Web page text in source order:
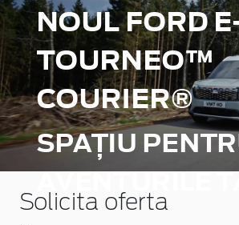
NOUL FORD
TOURNEO™
COURIER®
SPAȚIU
AVENTURILE
Solicita oferta